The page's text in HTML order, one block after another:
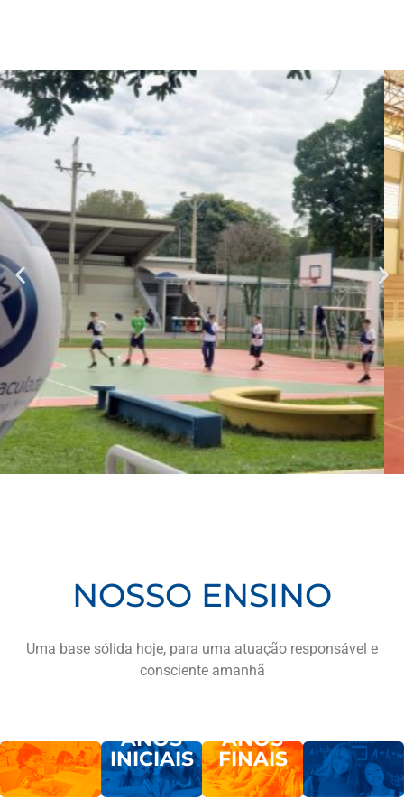
NOSSO ENSINO
Uma base sólida hoje, para uma atuação responsável e
consciente amanhã
ANOS
INICIAIS
ANOS
FINAIS